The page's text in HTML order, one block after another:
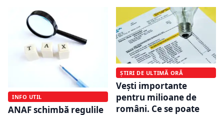
INFO UTIL
ANAF schimbă regulile
ȘTIRI DE ULTIMĂ ORĂ
Vești importante
pentru milioane de
români. Ce se poate